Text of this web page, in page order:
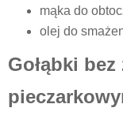
mąka do
olej do
Gołąbki